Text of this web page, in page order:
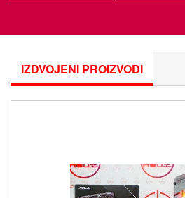
IZDVOJENI PROIZVODI